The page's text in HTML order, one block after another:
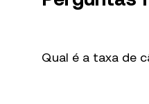
Qual é a taxa de